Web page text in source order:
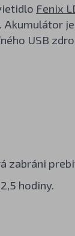
Fenix
Akumulátor
USB
zabráni
hodiny.